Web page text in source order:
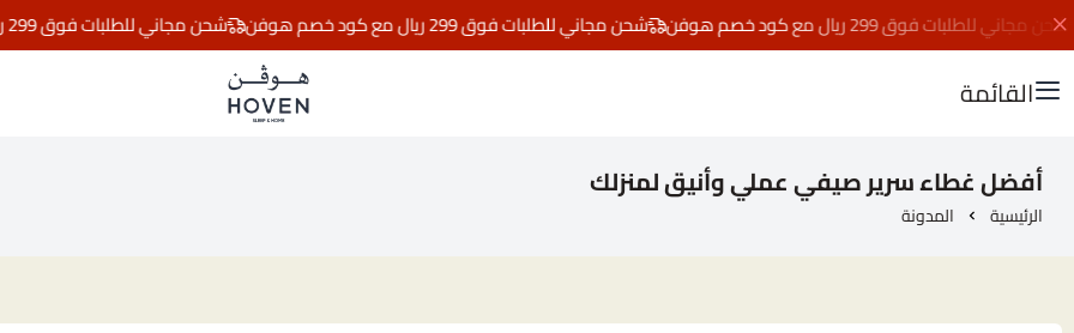
للطلبات فوق 299 ريال مع كود خصم هوفن شحن مجاني للطلبات فوق 299 ريال مع كود خصم هوفن شحن مجاني للطلبات فوق 299 ريال مع كود خصم هوفن
القائمة مفارش هوڤن
أفضل غطاء سرير صيفي عملي وأنيق لمنزلك
الرئيسية المدونة